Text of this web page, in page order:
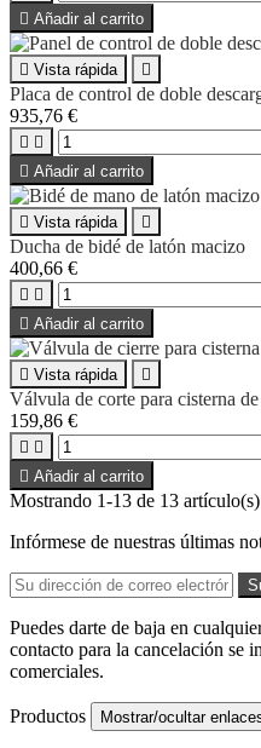
 Añadir al carrito
 Vista rápida 
Placa de control de doble
935,76 €
 
 Añadir al carrito
 Vista rápida 
Ducha de bidé de latón macizo
400,66 €
 
 Añadir al carrito
 Vista rápida 
Válvula de corte para cisterna
159,86 €
 
 Añadir al carrito
Mostrando 1-13 de 13 artículo(s)
Infórmese de nuestras últimas
Puedes darte de baja en
contacto para la cancelación se
comerciales.
Productos Mostrar/ocultar